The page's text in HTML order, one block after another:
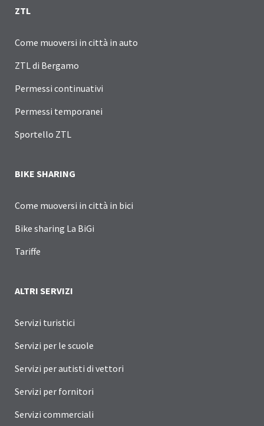
ZTL
Come muoversi in città in auto
ZTL di Bergamo
Permessi continuativi
Permessi temporanei
Sportello ZTL
BIKE SHARING
Come muoversi in città in bici
Bike sharing La BiGi
Tariffe
ALTRI SERVIZI
Servizi turistici
Servizi per le scuole
Servizi per autisti di vettori
Servizi per fornitori
Servizi commerciali